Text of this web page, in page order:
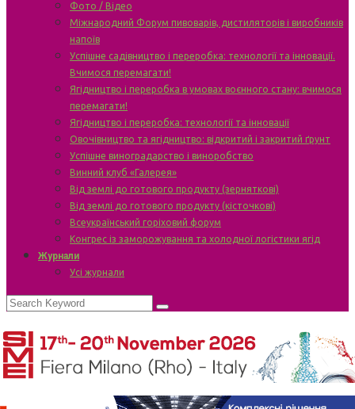
Фото / Відео
Міжнародний Форум пивоварів, дистиляторів і виробників
напоїв
Успішне садівництво і переробка: технології та інновації.
Вчимося перемагати!
Ягідництво і переробка в умовах воєнного стану: вчимося
перемагати!
Ягідництво і переробка: технології та інновації
Овочівництво та ягідництво: відкритий і закритий ґрунт
Успішне виноградарство і виноробство
Винний клуб «Галерея»
Від землі до готового продукту (зерняткові)
Від землі до готового продукту (кісточкові)
Всеукраїнський горіховий форум
Конгрес із заморожування та холодної логістики ягід
Журнали
Усі журнали